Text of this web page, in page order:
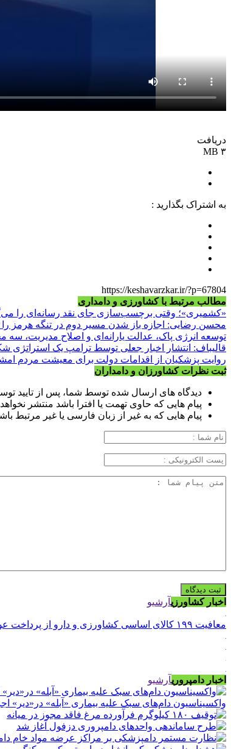
دریافت
۳ MB
به اشتراک بگذارید :
https://keshavarzkar.ir/?p=67804
مطالب مرتبط با کشاورزی و دامداری
«کشمیری»؛ وقتی برچسب‌سازی جای نقد رسانه‌ای را
محسن رضایی: اجازه باز شدن مسیر دوم در تنگه هرمز را
توسعه انرژی پاک، عدالت یارانه‌ای و اصلاح مدیریت، سه
قالیباف: انتشار اخبار جعلی توسط ترامپ یک
روایت پزشکیان از اقدامات دولت برای معیشت مردم
ثبت نظرات کشاورزان و دامداران
دیدگاه های ارسال شده توسط شما، پس از تایید
پیام هایی که حاوی تهمت یا افترا باشد منتشر
پیام هایی که به غیر از زبان فارسی یا غیر مرتبط
اخبار کشاورزیآرشیو
معافیت ۱۹۹ کالای اساسی کشاورزی و دارو از پرداخت عوارض ۱.۲ درصدی واردات
اخبار دامپروریآرشیو
واکسیناسیون دام‌های سبک علیه بیماری «آبله» در«دیر»